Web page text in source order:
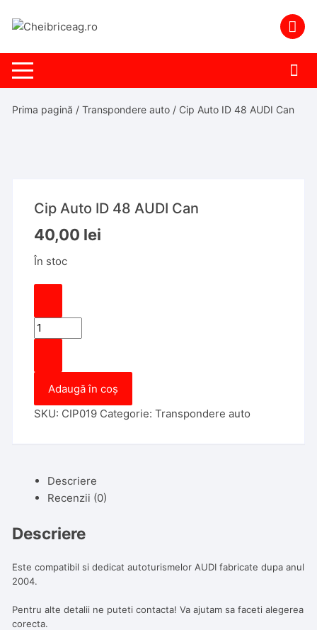
Prima pagină /Transpondere auto / Cip Auto ID 48 AUDI Can
Cip Auto ID 48 AUDI Can
40,00 lei
În stoc
Cantitate
Cip
ID
AUDI
Adaugă în coș
SKU: CIP019 Categorie:Transpondere auto
Descriere
Recenzii (0)
Descriere
Este compatibil si dedicat autoturismelor AUDI fabricate dupa anul
2004.
Pentru alte detalii ne puteti contacta! Va ajutam sa faceti alegerea
corecta.